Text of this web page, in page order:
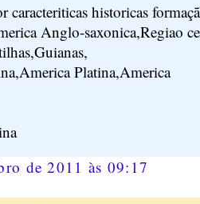
caracteriticas historicas
Anglo-saxonica,Regiao
Platina,America
de 2011 às 09:17